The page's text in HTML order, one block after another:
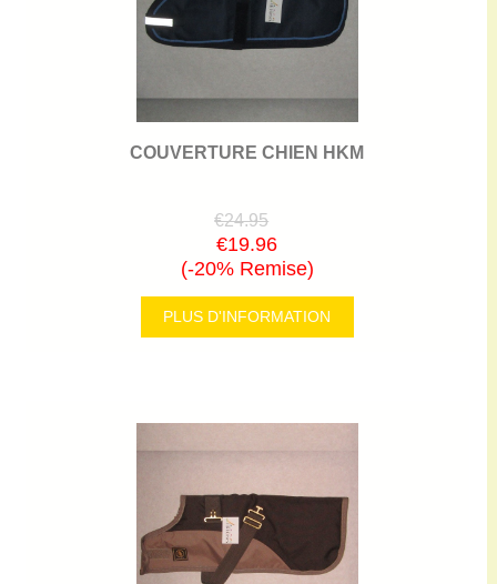
COUVERTURE CHIEN HKM
€24.95
€19.96
(-20% Remise)
PLUS D'INFORMATION